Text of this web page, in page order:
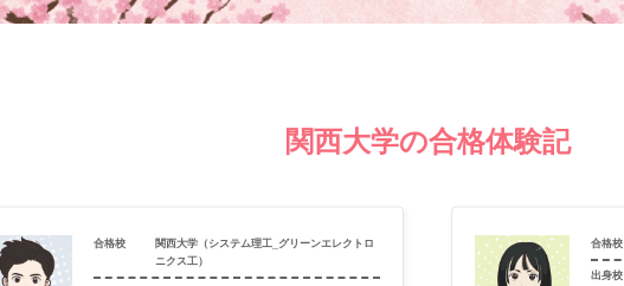
関西大学の合格体験記
合格校
関西大学（システム理工_グリーンエレクトロ
ニクス工）
合格校
出身校